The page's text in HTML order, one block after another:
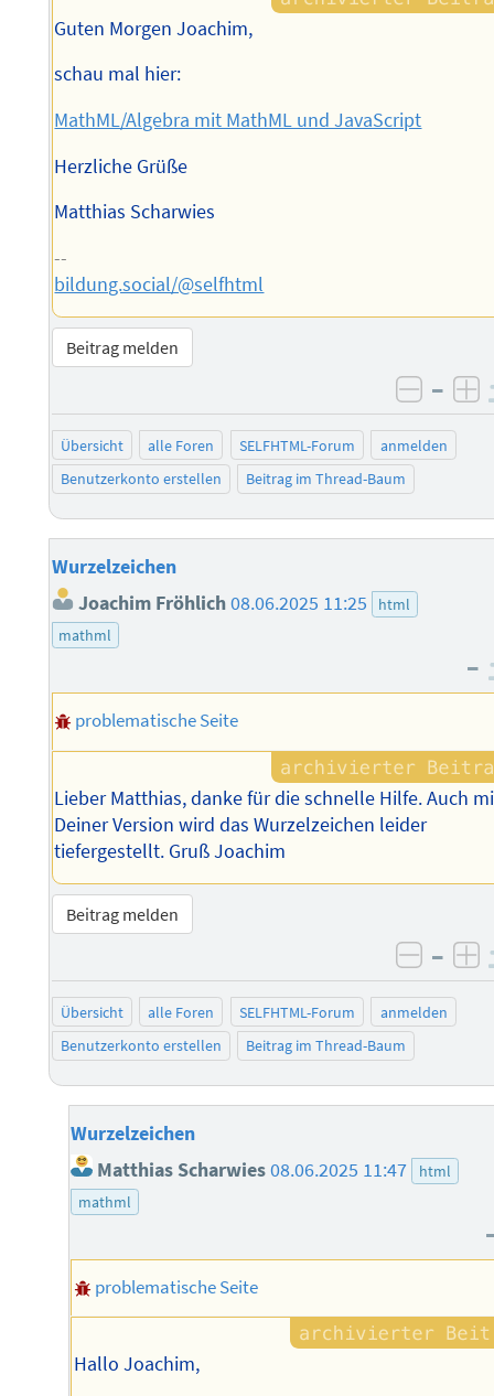
Guten Morgen Joachim,
schau mal hier:
MathML/Algebra mit MathML und JavaScript
Herzliche Grüße
Matthias Scharwies
--
bildung.social/@selfhtml
Beitrag melden
–
Übersicht alle Foren SELFHTML-Forum
anmelden
Benutzerkonto erstellen
Beitrag im Thread-Baum
Wurzelzeichen
Joachim Fröhlich08.06.2025 11:25
html
mathml
–
problematische Seite
Lieber Matthias, danke für die schnelle Hilfe. Auch
Deiner Version wird das Wurzelzeichen leider
tiefergestellt. Gruß Joachim
Beitrag melden
–
Übersicht alle Foren SELFHTML-Forum
anmelden
Benutzerkonto erstellen
Beitrag im Thread-Baum
Wurzelzeichen
Matthias Scharwies08.06.2025 11:47
html
mathml
problematische Seite
Hallo Joachim,